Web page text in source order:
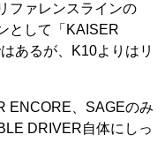
ファレンスラインの
として「KAISER
あるが、K10よりはリ
ENCORE、SAGEのみ
DRIVER自体にしっ